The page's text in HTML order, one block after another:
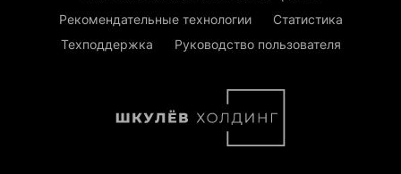
Рекомендательные технологии
Статистика
Техподдержка
Руководство пользователя